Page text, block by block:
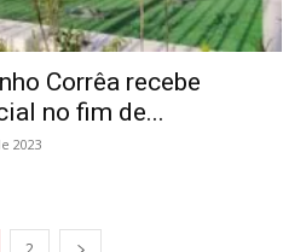
Corrêa recebe
no fim de...
2023